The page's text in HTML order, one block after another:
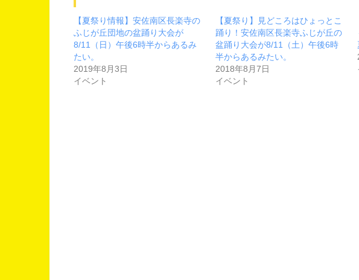
【夏祭り情報】安佐南区長楽寺の
ふじが丘団地の盆踊り大会が
8/11（日）午後6時半からあるみ
たい。
2019年8月3日
イベント
【夏祭り】見どころはひょっとこ
踊り！安佐南区長楽寺ふじが丘の
盆踊り大会が8/11（土）午後6時
半からあるみたい。
2018年8月7日
イベント